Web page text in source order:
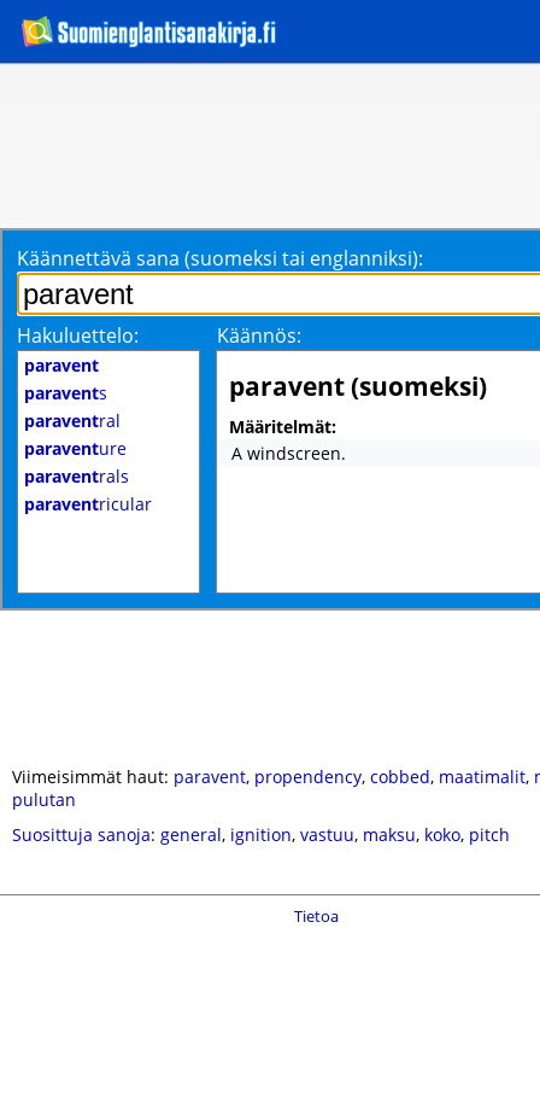
Käännettävä sana (suomeksi tai englanniksi):
Hakuluettelo: Käännös:
paravent
paravents
paraventral
paraventure
paraventrals
paraventricular
paravent (suomeksi)
Määritelmät:
A windscreen.
Viimeisimmät haut: paravent, propendency, cobbed, maatimalit,
pulutan
Suosittuja sanoja: general, ignition, vastuu, maksu, koko, pitch
Tietoa